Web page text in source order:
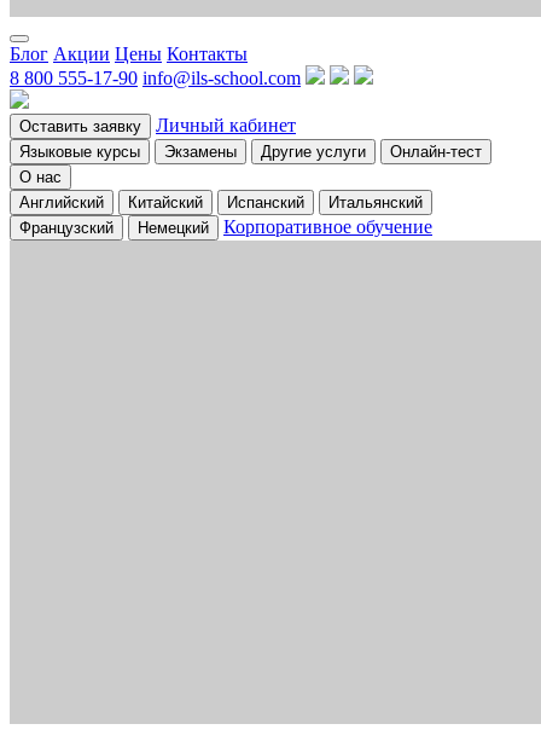
Блог Акции Цены Контакты
8 800 555-17-90 info@ils-school.com
Оставить заявку Личный кабинет
Языковые курсы Экзамены Другие услуги
Онлайн-тест
О нас
Английский
Китайский Испанский
Итальянский
Французский
Немецкий Корпоративное обучение